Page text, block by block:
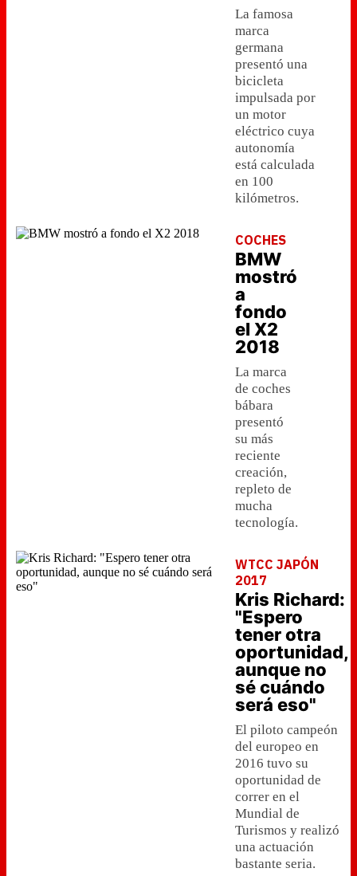
La famosa
marca
germana
presentó una
bicicleta
impulsada por
un motor
eléctrico cuya
autonomía
está calculada
en 100
kilómetros.
COCHES
BMW
mostró
a
fondo
el X2
2018
La marca
de coches
bábara
presentó
su más
reciente
creación,
repleto de
mucha
tecnología.
WTCC JAPÓN
2017
Kris Richard:
"Espero
tener otra
oportunidad,
aunque no
sé cuándo
será eso"
El piloto campeón
del europeo en
2016 tuvo su
oportunidad de
correr en el
Mundial de
Turismos y realizó
una actuación
bastante seria.